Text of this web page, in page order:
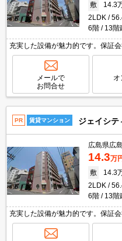
敷
14.3
2LDK
6階
13
充実した設備が魅力的です。保証
保証料1.5%)。ペット飼育の場合、
メールで
お問合せ
オ
PR 賃貸マンション ジェイシテ
広島県広
14.3万
敷
14.3
2LDK
6階
13
充実した設備が魅力的です。保証
保証料1.5%)。ペット飼育の場合、